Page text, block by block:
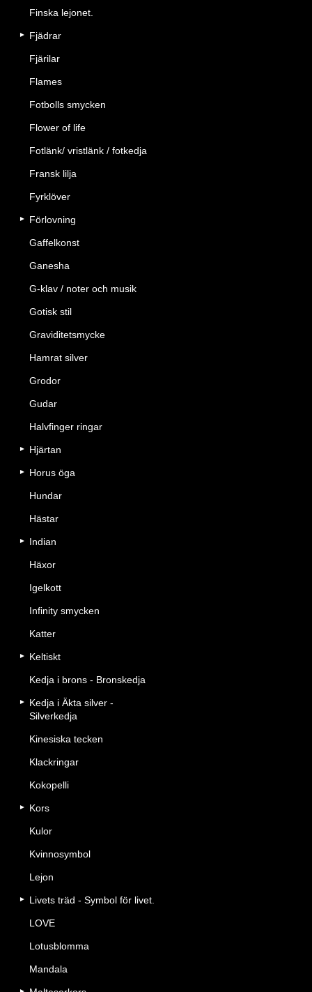
Finska lejonet.
Fjädrar
Fjärilar
Flames
Fotbolls smycken
Flower of life
Fotlänk/ vristlänk / fotkedja
Fransk lilja
Fyrklöver
Förlovning
Gaffelkonst
Ganesha
G-klav / noter och musik
Gotisk stil
Graviditetsmycke
Hamrat silver
Grodor
Gudar
Halvfinger ringar
Hjärtan
Horus öga
Hundar
Hästar
Indian
Häxor
Igelkott
Infinity smycken
Katter
Keltiskt
Kedja i brons - Bronskedja
Kedja i Äkta silver -
Silverkedja
Kinesiska tecken
Klackringar
Kokopelli
Kors
Kulor
Kvinnosymbol
Lejon
Livets träd - Symbol för livet.
LOVE
Lotusblomma
Mandala